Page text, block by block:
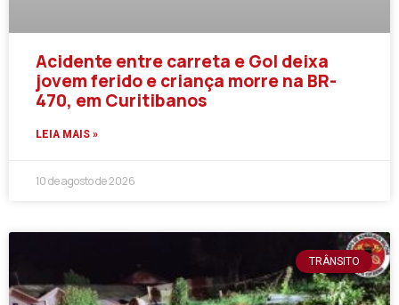
Acidente entre carreta e Gol deixa
jovem ferido e criança morre na BR-
470, em Curitibanos
LEIA MAIS »
10 de agosto de 2026
TRÂNSITO